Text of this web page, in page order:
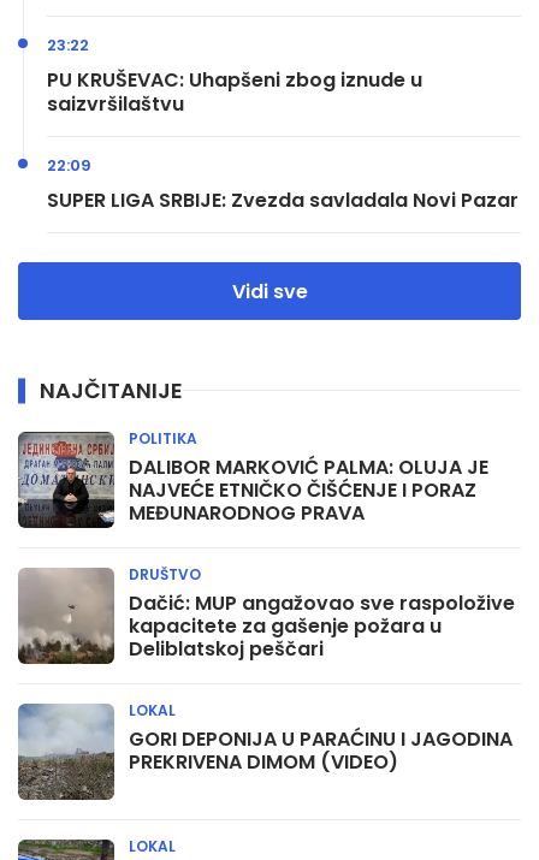
PU KRUŠEVAC: Uhapšeni zbog iznude u
saizvršilaštvu
23:22
SUPER LIGA SRBIJE: Zvezda savladala Novi Pazar
22:09
Vidi sve
NAJČITANIJE
DALIBOR MARKOVIĆ PALMA: OLUJA JE
NAJVEĆE ETNIČKO ČIŠĆENJE I PORAZ
MEĐUNARODNOG PRAVA
POLITIKA
Dačić: MUP angažovao sve raspoložive
kapacitete za gašenje požara u
Deliblatskoj peščari
DRUŠTVO
GORI DEPONIJA U PARAĆINU I JAGODINA
PREKRIVENA DIMOM (VIDEO)
LOKAL
LOKAL